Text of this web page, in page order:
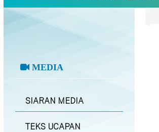
MEDIA
SIARAN MEDIA
TEKS UCAPAN